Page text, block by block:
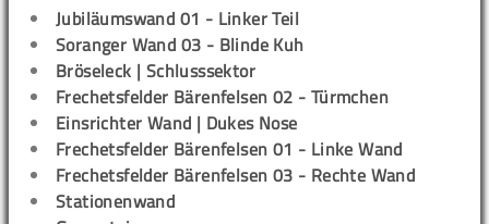
Jubiläumswand 01 - Linker Teil
Soranger Wand 03 - Blinde Kuh
Bröseleck | Schlusssektor
Frechetsfelder Bärenfelsen 02 - Türmchen
Einsrichter Wand | Dukes Nose
Frechetsfelder Bärenfelsen 01 - Linke Wand
Frechetsfelder Bärenfelsen 03 - Rechte Wand
Stationenwand